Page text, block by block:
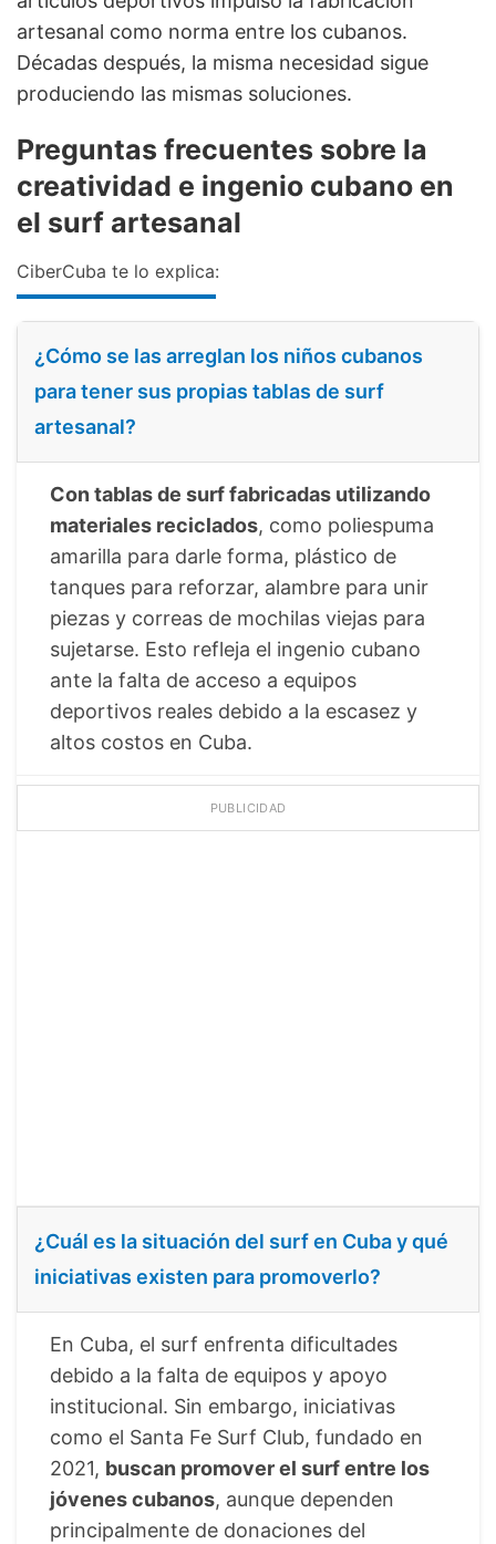
artesanal como norma entre los cubanos.
Décadas después, la misma necesidad sigue
produciendo las mismas soluciones.
Preguntas frecuentes sobre la
creatividad e ingenio cubano en
el surf artesanal
CiberCuba te lo explica:
¿Cómo se las arreglan los niños cubanos
para tener sus propias tablas de surf
artesanal?
Con tablas de surf fabricadas utilizando
materiales reciclados, como poliespuma
amarilla para darle forma, plástico de
tanques para reforzar, alambre para unir
piezas y correas de mochilas viejas para
sujetarse. Esto refleja el ingenio cubano
ante la falta de acceso a equipos
deportivos reales debido a la escasez y
altos costos en Cuba.
PUBLICIDAD
¿Cuál es la situación del surf en Cuba y qué
iniciativas existen para promoverlo?
En Cuba, el surf enfrenta dificultades
debido a la falta de equipos y apoyo
institucional. Sin embargo, iniciativas
como el Santa Fe Surf Club, fundado en
2021, buscan promover el surf entre los
jóvenes cubanos, aunque dependen
principalmente de donaciones del